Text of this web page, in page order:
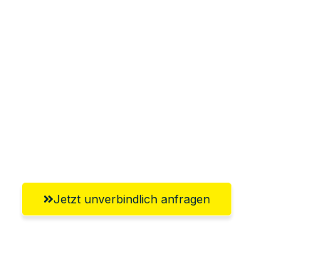
Jetzt unverbindlich anfragen